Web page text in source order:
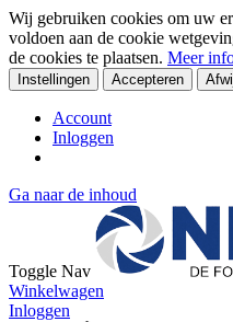
Wij gebruiken cookies om uw
voldoen aan de cookie
de cookies te plaatsen. Meer
Instellingen Accepteren
Account
Inloggen
Ga naar de inhoud
Toggle Nav
Winkelwagen
Inloggen